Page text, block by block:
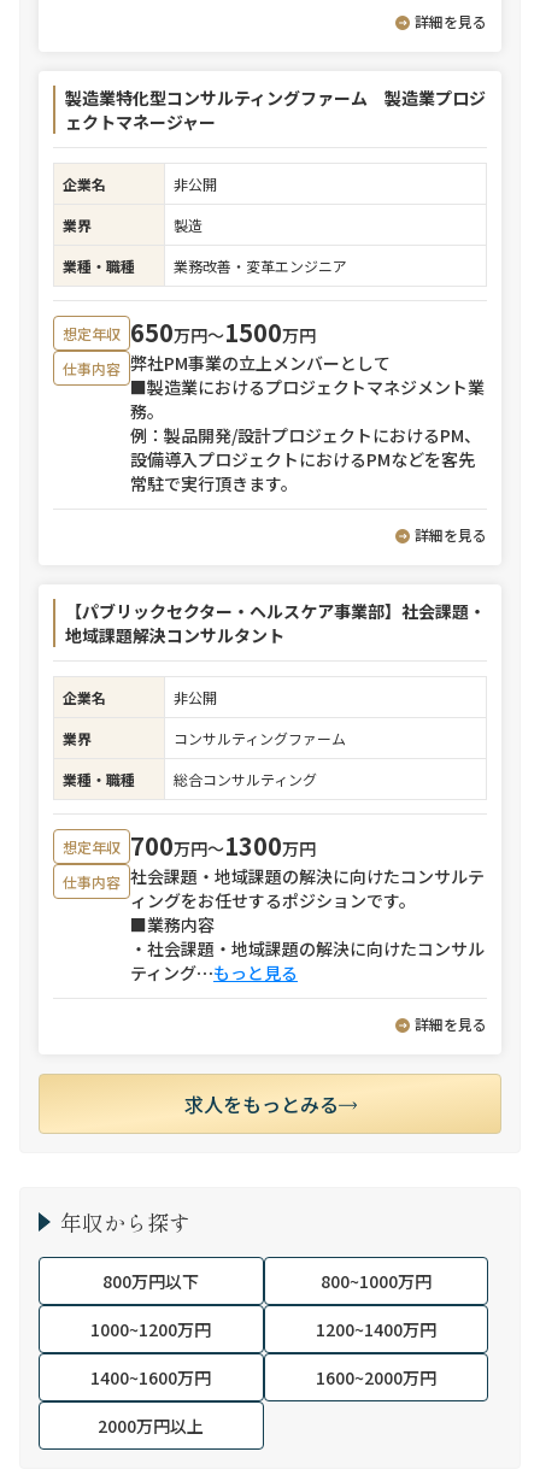
詳細を見る
製造業特化型コンサルティングファーム 製造業プロジ
ェクトマネージャー
企業名
非公開
業界
製造
業種・職種
業務改善・変革エンジニア
想定年収 650万円〜1500万円
仕事内容 弊社PM事業の立上メンバーとして
■製造業におけるプロジェクトマネジメント業
務。
例：製品開発/設計プロジェクトにおけるPM、
設備導入プロジェクトにおけるPMなどを客先
常駐で実行頂きます。
詳細を見る
【パブリックセクター・ヘルスケア事業部】社会課題・
地域課題解決コンサルタント
企業名
非公開
業界
コンサルティングファーム
業種・職種
総合コンサルティング
想定年収 700万円〜1300万円
仕事内容 社会課題・地域課題の解決に向けたコンサルテ
ィングをお任せするポジションです。
■業務内容
・社会課題・地域課題の解決に向けたコンサル
ティング⋯もっと見る
詳細を見る
求人をもっとみる
年収から探す
800万円以下
800~1000万円
1000~1200万円
1200~1400万円
1400~1600万円
1600~2000万円
2000万円以上